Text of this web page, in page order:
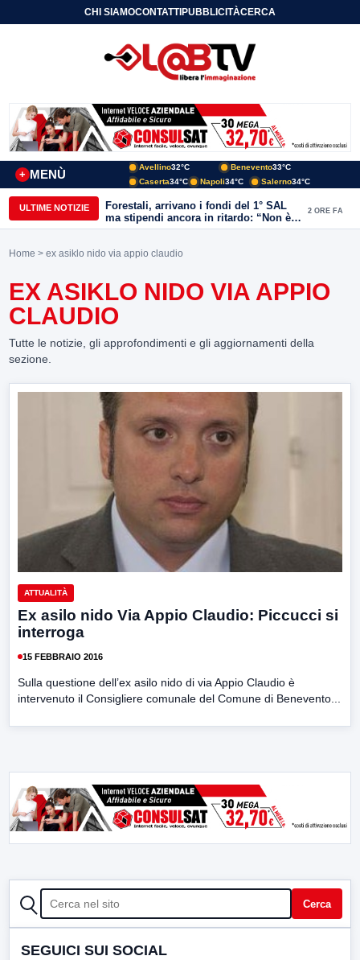
CHI SIAMOCONTATTIPUBBLICITÀCERCA
MENÙ
+
Avellino32°C Benevento33°C
Caserta34°C Napoli34°C Salerno34°C
ULTIME NOTIZIE
Forestali, arrivano i fondi del 1° SAL
ma stipendi ancora in ritardo: “Non è
più sostenibile”
2 ORE FA
Home > ex asiklo nido via appio claudio
EX ASIKLO NIDO VIA APPIO
CLAUDIO
Tutte le notizie, gli approfondimenti e gli aggiornamenti della
sezione.
ATTUALITÀ
Ex asilo nido Via Appio Claudio: Piccucci si
interroga
15 FEBBRAIO 2016
Sulla questione dell’ex asilo nido di via Appio Claudio è
intervenuto il Consigliere comunale del Comune di Benevento...
CERCA Cerca
SEGUICI SUI SOCIAL